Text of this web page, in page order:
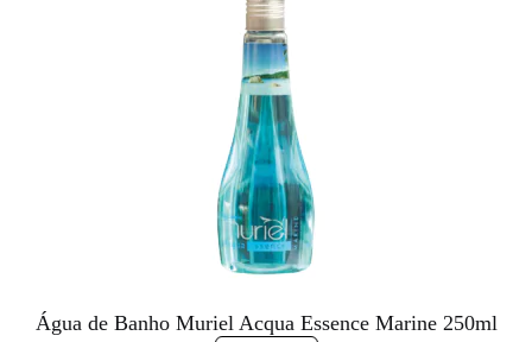
Água de Banho Muriel Acqua Essence Marine 250ml